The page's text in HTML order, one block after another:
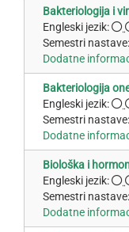
Bakteriologija i
Engleski jezik:
Semestri
Dodatne
Bakteriologija
Engleski jezik:
Semestri
Dodatne
Biološka i
Engleski jezik:
Semestri
Dodatne